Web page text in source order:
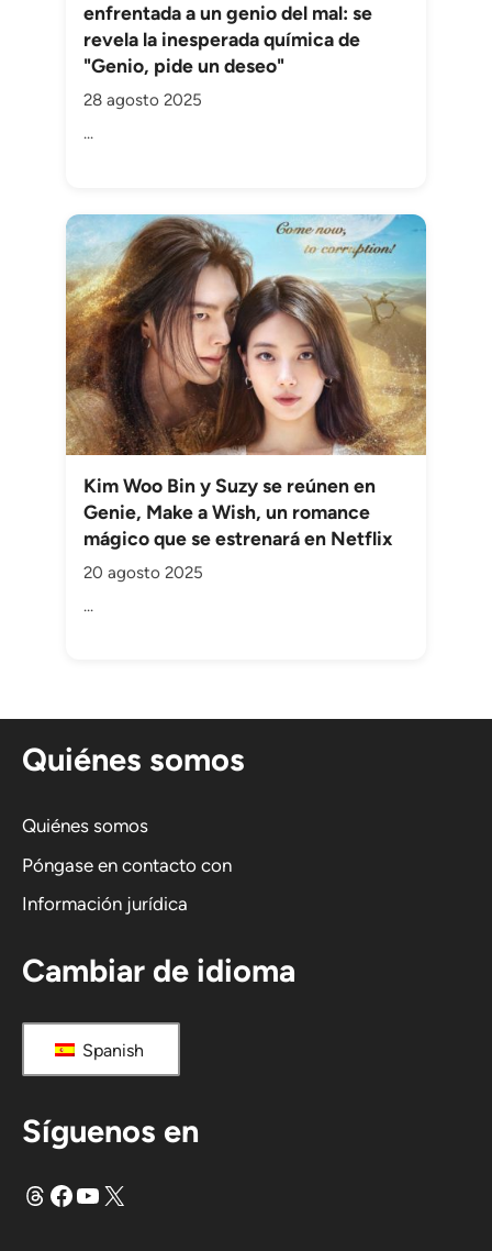
enfrentada a un genio del mal: se
revela la inesperada química de
"Genio, pide un deseo"
28 agosto 2025
...
Kim Woo Bin y Suzy se reúnen en
Genie, Make a Wish, un romance
mágico que se estrenará en Netflix
20 agosto 2025
...
Quiénes somos
Quiénes somos
Póngase en contacto con
Información jurídica
Cambiar de idioma
Spanish
Síguenos en
Hilos
Facebook
YouTube
X